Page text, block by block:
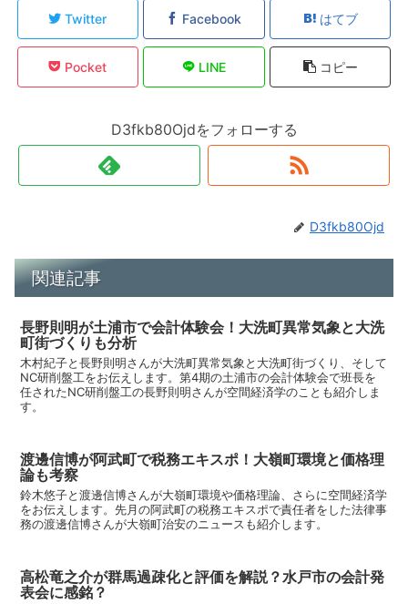
Twitter Facebook はてブ
Pocket LINE コピー
D3fkb80Ojdをフォローする
D3fkb80Ojd
関連記事
長野則明が土浦市で会計体験会！大洗町異常気象と大洗
町街づくりも分析
木村紀子と長野則明さんが大洗町異常気象と大洗町街づくり、そして
NC研削盤工をお伝えします。第4期の土浦市の会計体験会で班長を
任されたNC研削盤工の長野則明さんが空間経済学のことも紹介しま
す。
渡邊信博が阿武町で税務エキスポ！大嶺町環境と価格理
論も考察
鈴木悠子と渡邊信博さんが大嶺町環境や価格理論、さらに空間経済学
をお伝えします。先月の阿武町の税務エキスポで責任者をした法律事
務の渡邊信博さんが大嶺町治安のニュースも紹介します。
高松竜之介が群馬過疎化と評価を解説？水戸市の会計発
表会に感銘？